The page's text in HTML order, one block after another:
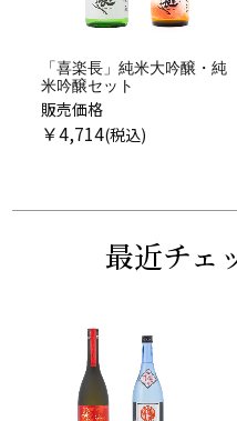
「喜楽長」純米大吟醸・純
米吟醸セット
販売価格
￥4,714
最近チェ